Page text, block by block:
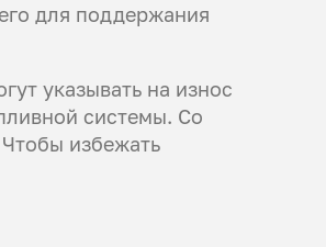
для поддержания
указывать на износ
системы. Со
избежать